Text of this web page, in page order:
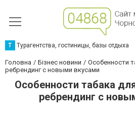
Т Турагентства, гостиницы, базы отдыха
Головна Бізнес новини
Особенности
ребрендинг с новыми вкусами
Особенности табака
ребрендинг с